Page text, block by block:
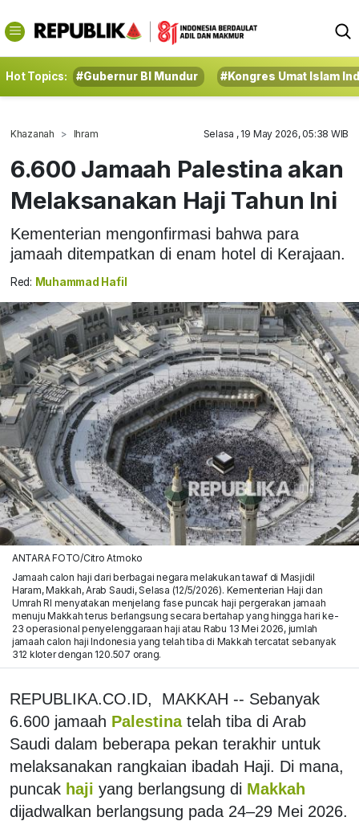
Hot Topics: #Gubernur BI Mundur #Kongres Umat Islam
Khazanah Ihram Selasa , 19 May 2026, 05:38 WIB
6.600 Jamaah Palestina akan
Melaksanakan Haji Tahun Ini
Kementerian mengonfirmasi bahwa para
jamaah ditempatkan di enam hotel di Kerajaan.
Red: Muhammad Hafil
ANTARA FOTO/Citro Atmoko
Jamaah calon haji dari berbagai negara melakukan tawaf di Masjidil
Haram, Makkah, Arab Saudi, Selasa (12/5/2026). Kementerian Haji dan
Umrah RI menyatakan menjelang fase puncak haji pergerakan jamaah
menuju Makkah terus berlangsung secara bertahap yang hingga hari ke-
23 operasional penyelenggaraan haji atau Rabu 13 Mei 2026, jumlah
jamaah calon haji Indonesia yang telah tiba di Makkah tercatat sebanyak
312 kloter dengan 120.507 orang.
REPUBLIKA.CO.ID, MAKKAH -- Sebanyak
6.600 jamaah Palestina telah tiba di Arab
Saudi dalam beberapa pekan terakhir untuk
melaksanakan rangkaian ibadah Haji. Di mana,
puncak haji yang berlangsung di Makkah
dijadwalkan berlangsung pada 24–29 Mei 2026.